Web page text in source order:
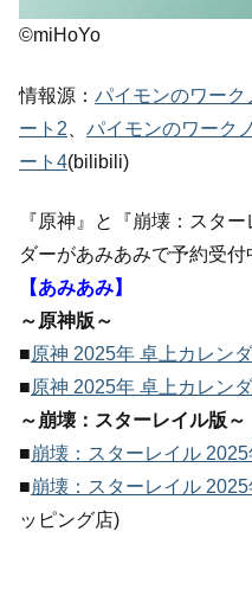
©miHoYo
情報源： パイモンのワーク
ート2
パイモンのワーク
ート4(bilibili)
『原神』と『崩壊：スタ
ダーがあみあみで予約受付
【あみあみ】
～原神版～
■原神 2025年 卓上カレン
■原神 2025年 卓上カレン
～崩壊：スターレイル版～
■崩壊：スターレイル
■崩壊：スターレイル
ッピング店)